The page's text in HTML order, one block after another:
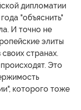
дипломатии
"объяснить"
И точно не
элиты
странах.
Это
которого тоже